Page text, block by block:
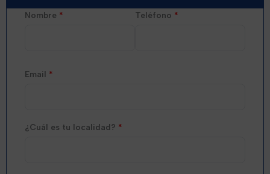
Nombre * Teléfono *
Email *
¿Cuál es tu localidad? *